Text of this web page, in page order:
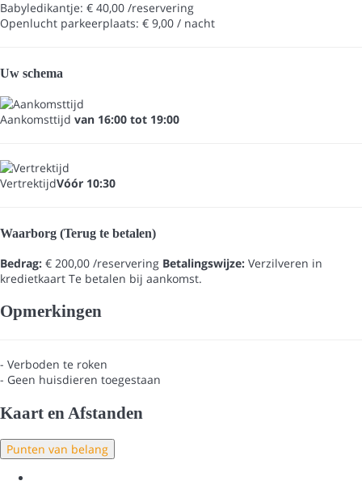
Babyledikantje: € 40,00 /reservering
Openlucht parkeerplaats: € 9,00 / nacht
Uw schema
Aankomsttijd van 16:00 tot 19:00
VertrektijdVóór 10:30
Waarborg (Terug te betalen)
Bedrag: € 200,00 /reservering Betalingswijze: Verzilveren in
kredietkaart Te betalen bij aankomst.
Opmerkingen
- Verboden te roken
- Geen huisdieren toegestaan
Kaart en Afstanden
Punten van belang